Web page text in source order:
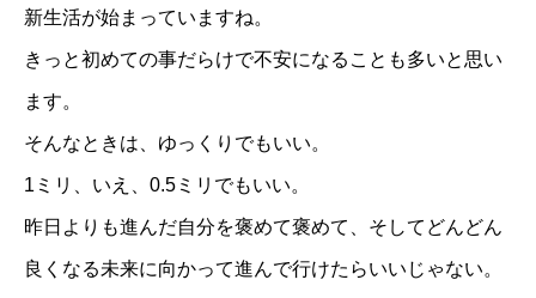
新生活が始まっていますね。
きっと初めての事だらけで不安になることも多いと思い
ます。
そんなときは、ゆっくりでもいい。
1ミリ、いえ、0.5ミリでもいい。
昨日よりも進んだ自分を褒めて褒めて、そしてどんどん
良くなる未来に向かって進んで行けたらいいじゃない。